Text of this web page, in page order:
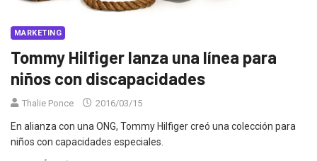
MARKETING
Tommy Hilfiger lanza una línea para
niños con discapacidades
Thalie Ponce 2016/03/15
En alianza con una ONG, Tommy Hilfiger creó una colección para
niños con capacidades especiales.